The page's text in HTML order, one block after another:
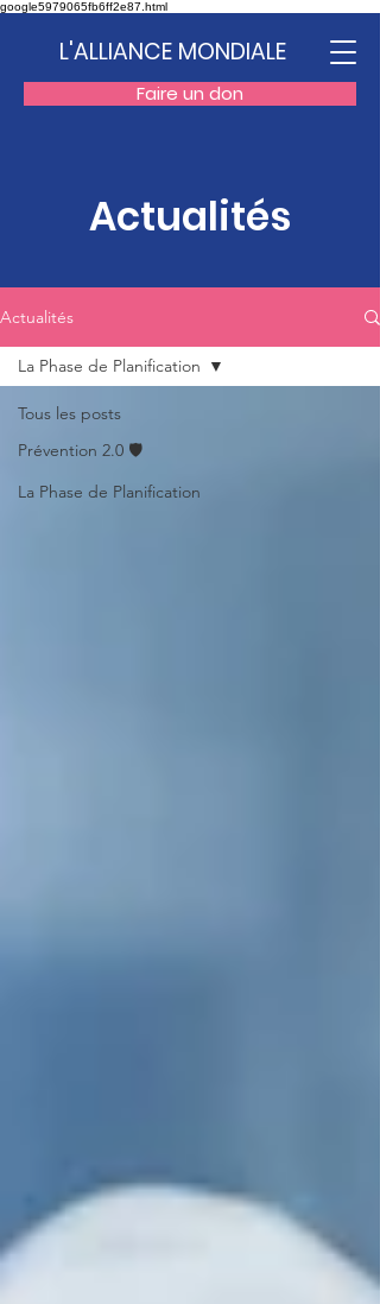
google5979065fb6ff2e87.html
Faire un don
L'ALLIANCE MONDIALE
Actualités
Actualités
Tous les posts
Prévention 2.0 🛡️
La Phase de Planification
La Phase de Planification